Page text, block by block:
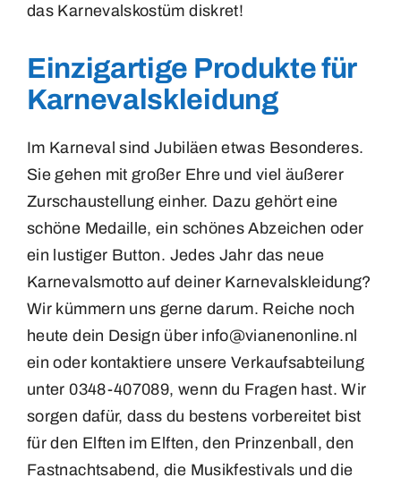
das Karnevalskostüm diskret!
Einzigartige Produkte für
Karnevalskleidung
Im Karneval sind Jubiläen etwas Besonderes.
Sie gehen mit großer Ehre und viel äußerer
Zurschaustellung einher. Dazu gehört eine
schöne Medaille, ein schönes Abzeichen oder
ein lustiger Button. Jedes Jahr das neue
Karnevalsmotto auf deiner Karnevalskleidung?
Wir kümmern uns gerne darum. Reiche noch
heute dein Design über info@vianenonline.nl
ein oder kontaktiere unsere Verkaufsabteilung
unter 0348-407089, wenn du Fragen hast. Wir
sorgen dafür, dass du bestens vorbereitet bist
für den Elften im Elften, den Prinzenball, den
Fastnachtsabend, die Musikfestivals und die